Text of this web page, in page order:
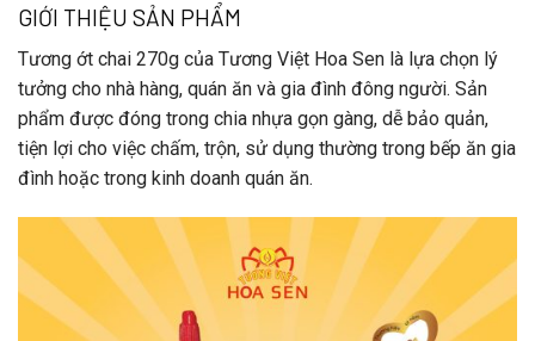
GIỚI THIỆU SẢN PHẨM
Tương ớt chai 270g của Tương Việt Hoa Sen là lựa chọn lý
tưởng cho nhà hàng, quán ăn và gia đình đông người. Sản
phẩm được đóng trong chia nhựa gọn gàng, dễ bảo quản,
tiện lợi cho việc chấm, trộn, sử dụng thường trong bếp ăn gia
đình hoặc trong kinh doanh quán ăn.